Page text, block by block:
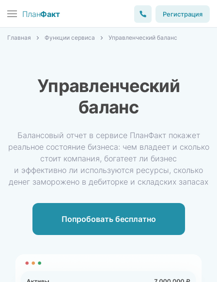
ПланФакт Регистрация
Главная Функции сервиса Управленческий баланс
Управленческий
баланс
Балансовый отчет в сервисе ПланФакт покажет
реальноесостояние бизнеса: чем владеет и сколько
стоит компания, богатеет ли бизнес
и эффективно ли используются ресурсы, сколько
денег заморожено в дебиторке и складских запасах
Попробовать бесплатно